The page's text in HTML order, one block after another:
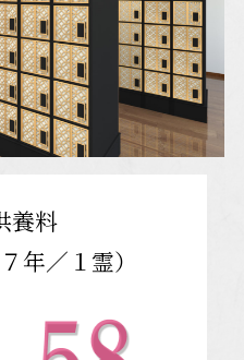
養料
年／１霊）